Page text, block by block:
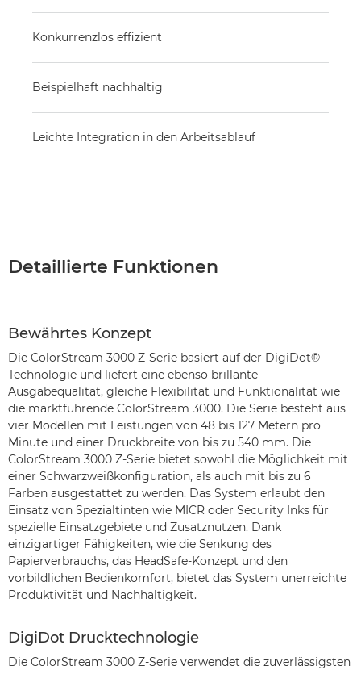
Konkurrenzlos effizient
Beispielhaft nachhaltig
Leichte Integration in den Arbeitsablauf
Detaillierte Funktionen
Bewährtes Konzept
Die ColorStream 3000 Z-Serie basiert auf der DigiDot®
Technologie und liefert eine ebenso brillante
Ausgabequalität, gleiche Flexibilität und Funktionalität wie
die marktführende ColorStream 3000. Die Serie besteht aus
vier Modellen mit Leistungen von 48 bis 127 Metern pro
Minute und einer Druckbreite von bis zu 540 mm. Die
ColorStream 3000 Z-Serie bietet sowohl die Möglichkeit mit
einer Schwarzweißkonfiguration, als auch mit bis zu 6
Farben ausgestattet zu werden. Das System erlaubt den
Einsatz von Spezialtinten wie MICR oder Security Inks für
spezielle Einsatzgebiete und Zusatznutzen. Dank
einzigartiger Fähigkeiten, wie die Senkung des
Papierverbrauchs, das HeadSafe-Konzept und den
vorbildlichen Bedienkomfort, bietet das System unerreichte
Produktivität und Nachhaltigkeit.
DigiDot Drucktechnologie
Die ColorStream 3000 Z-Serie verwendet die zuverlässigsten